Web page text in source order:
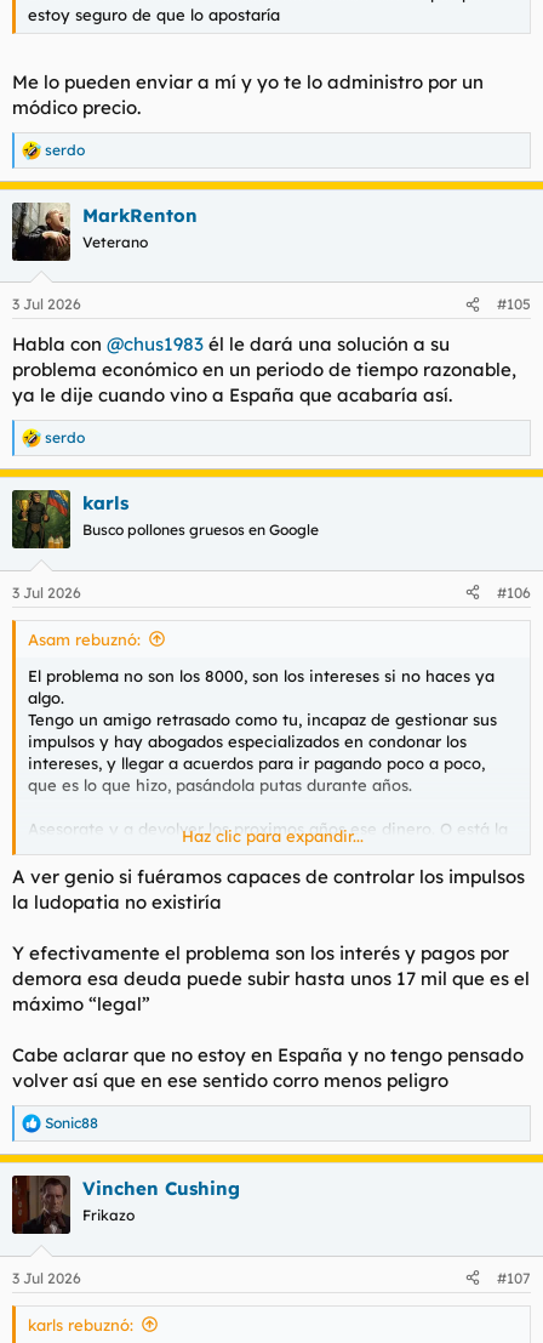
estoy seguro de que lo apostaría
Me lo pueden enviar a mí y yo te lo administro por un
módico precio.
R
e
a
c
c
e
:
serdo
MarkRenton
Veterano
3 Jul 2026 #105
Habla con @chus1983 él le dará una solución a su
problema económico en un periodo de tiempo razonable,
ya le dije cuando vino a España que acabaría así.
R
e
a
c
c
i
e
s
serdo
karls
Busco pollones gruesos en Google
3 Jul 2026 #106
Asam rebuznó:
El problema no son los 8000, son los intereses si no haces ya
algo.
Tengo un amigo retrasado como tu, incapaz de gestionar sus
impulsos y hay abogados especializados en condonar los
intereses, y llegar a acuerdos para ir pagando poco a poco,
que es lo que hizo, pasándola putas durante años.
Asesorate y a devolver los proximos años ese dinero. O está la
opción de no volver a tener nada a tu nombre.
Bienvenido karls.
Haz clic para expandir...
A ver genio si fuéramos capaces de controlar los impulsos
la ludopatia no existiría
Y efectivamente el problema son los interés y pagos por
demora esa deuda puede subir hasta unos 17 mil que es el
máximo “legal”
Cabe aclarar que no estoy en España y no tengo pensado
volver así que en ese sentido corro menos peligro
R
e
a
c
c
i
e
s
Sonic88
Vinchen Cushing
Frikazo
3 Jul 2026 #107
karls rebuznó: